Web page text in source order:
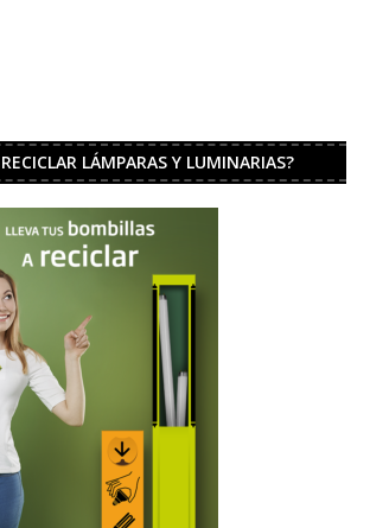
LÁMPARAS Y LUMINARIAS?